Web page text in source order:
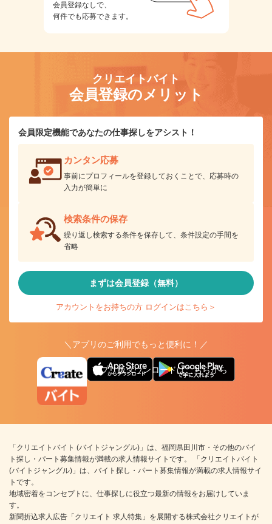
会員登録なしで、
何件でも応募できます。
クリエイトバイト
会員登録のメリット
会員限定機能であなたの仕事探しをアシスト！
カンタン応募
事前にプロフィールを登録しておくことで、応募時の
入力が簡単に
検索条件の保存
繰り返し検索する条件を保存して、条件設定の手間を
省略
まずは会員登録（無料）
アカウントをお持ちの方 ログインはこちら＞
＼アプリのご利用でもっと便利に！／
アプリ版ダウンロードはこちらから
「クリエイトバイト (バイトジャングル)」は、福岡県田川市・その他のバイ
ト探し・パート募集情報が満載の求人情報サイトです。 「クリエイトバイト
(バイトジャングル)」は、バイト探し・パート募集情報が満載の求人情報サイ
トです。
地域密着をコンセプトに、仕事探しに役立つ最新の情報をお届けしていま
す。
新聞折込求人広告「クリエイト 求人特集」を展開する株式会社クリエイトが